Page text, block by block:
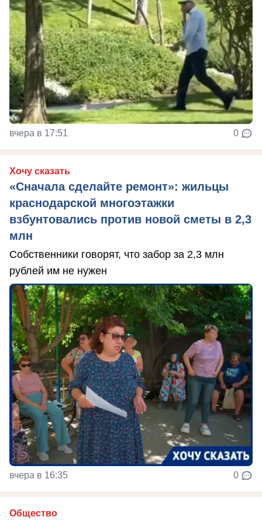
вчера в 17:51 0
Хочу сказать
«Сначала сделайте ремонт»: жильцы
краснодарской многоэтажки
взбунтовались против новой сметы в 2,3
млн
Собственники говорят, что забор за 2,3 млн
рублей им не нужен
вчера в 16:35 0
Общество